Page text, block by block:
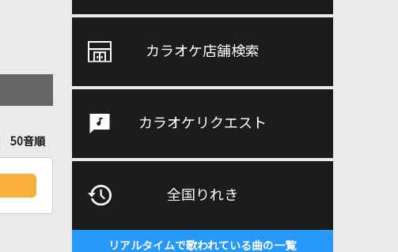
カラオケ店舗検索
カラオケリクエスト
全国りれき
リアルタイムで歌われている曲の一覧
50音順